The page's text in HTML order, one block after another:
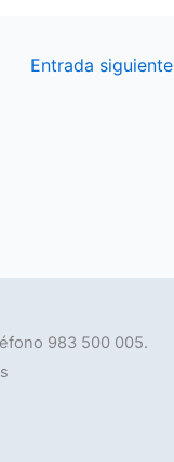
Entrada siguiente
983 500 005.